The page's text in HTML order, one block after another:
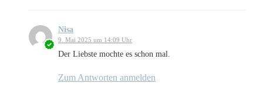
Nisa
9. Mai 2025 um 14:09 Uhr
Der Liebste mochte es schon mal.
Zum Antworten anmelden